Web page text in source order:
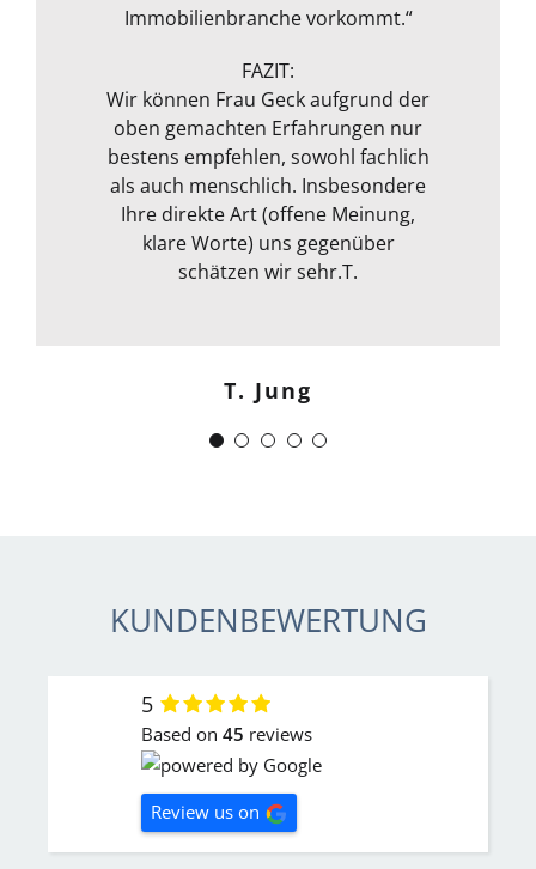
Immobilienbranche vorkommt.“
FAZIT:
Wir können Frau Geck aufgrund der
oben gemachten Erfahrungen nur
bestens empfehlen, sowohl fachlich
als auch menschlich. Insbesondere
Ihre direkte Art (offene Meinung,
klare Worte) uns gegenüber
schätzen wir sehr.T.
T. Jung
entgeht ihrem geschultem Auge
angeboten wird, rundet sie durch
ihre fachliche Kompetenz ab. Termin
war auch sehr kurzfristig und
spontan machbar. Die
Kommunikation war auch bestens .
Egal ob email Telefon etc… Alles in
allem kann ich sie nur
weiterempfehlen. Weiter so !
J. Schwaber
Dank!“
Frank Dettenbach
KUNDENBEWERTUNG
5
Based on 45 reviews
Review us on